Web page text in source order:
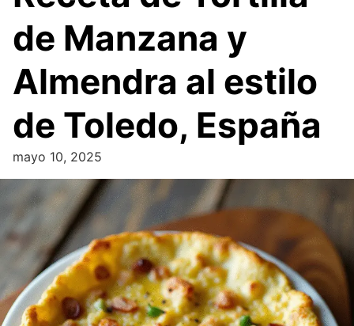
de Manzana y
Almendra al estilo
de Toledo, España
mayo 10, 2025